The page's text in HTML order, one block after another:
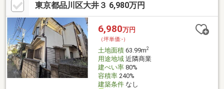
環境です◆お電話もしくはメールにてお気軽にご予約ください■
資料請求・住宅ローンのご相談・内覧希望等はお気軽にお問い合
わせください！
東京都品川区大井３ 6,980万円
6,980万円
（坪単価:-）
土地面積63.99m2
用途地域近隣商業
建ぺい率80%
容積率240%
建築条件なし